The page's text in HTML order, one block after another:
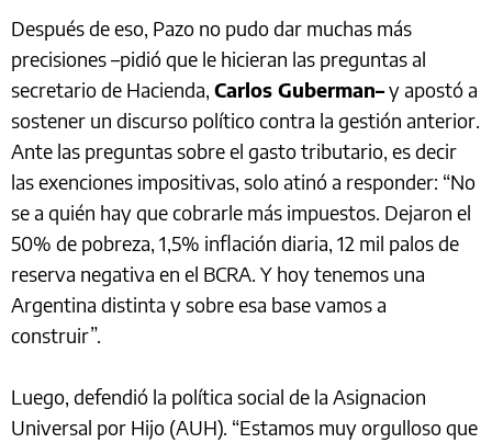
Después de eso, Pazo no pudo dar muchas más
precisiones –pidió que le hicieran las preguntas al
secretario de Hacienda, Carlos Guberman–y apostó a
sostener un discurso político contra la gestión anterior.
Ante las preguntas sobre el gasto tributario, es decir
las exenciones impositivas, solo atinó a responder: “No
se a quién hay que cobrarle más impuestos. Dejaron el
50% de pobreza, 1,5% inflación diaria, 12 mil palos de
reserva negativa en el BCRA. Y hoy tenemos una
Argentina distinta y sobre esa base vamos a
construir”.
Luego, defendió la política social de la Asignacion
Universal por Hijo (AUH). “Estamos muy orgulloso que